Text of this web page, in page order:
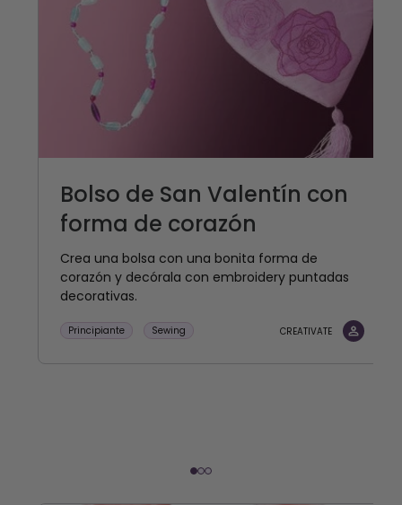
Bolso de San Valentín con
forma de corazón
Crea una bolsa con una bonita forma de
corazón y decórala con embroidery puntadas
decorativas.
Principiante Sewing CREATIVATE